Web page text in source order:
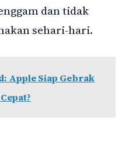
dan tidak
sehari-hari.
Apple Siap Gebrak